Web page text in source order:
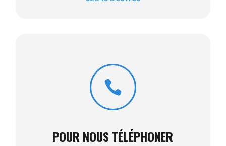

POUR NOUS TÉLÉPHONER